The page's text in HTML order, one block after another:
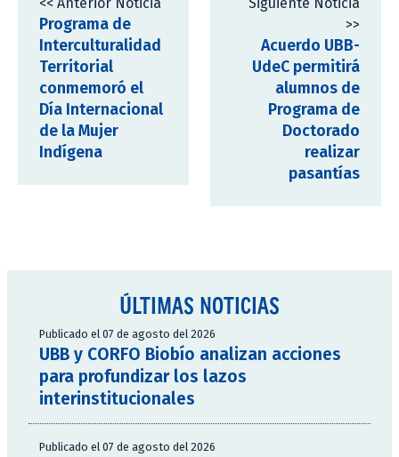
Programa de
Interculturalidad
Territorial
conmemoró el
Día Internacional
de la Mujer
Indígena
>>
Acuerdo UBB-
UdeC permitirá
alumnos de
Programa de
Doctorado
realizar
pasantías
ÚLTIMAS NOTICIAS
Publicado el 07 de agosto del 2026
UBB y CORFO Biobío analizan acciones
para profundizar los lazos
interinstitucionales
Publicado el 07 de agosto del 2026